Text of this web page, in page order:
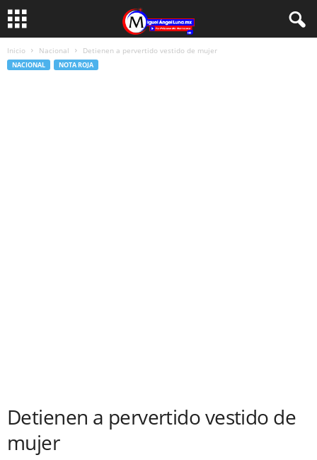
Inicio Nacional Detienen a pervertido vestido de mujer
NACIONAL NOTA ROJA
Detienen a pervertido vestido de
mujer